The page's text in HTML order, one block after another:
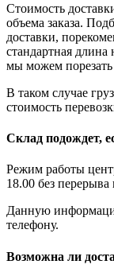
Стоимость
объема заказа.
доставки,
стандартная
мы можем
В таком случае
стоимость
Склад подождет,
Режим работы
18.00 без перерыва
Данную
телефону.
Возможна ли